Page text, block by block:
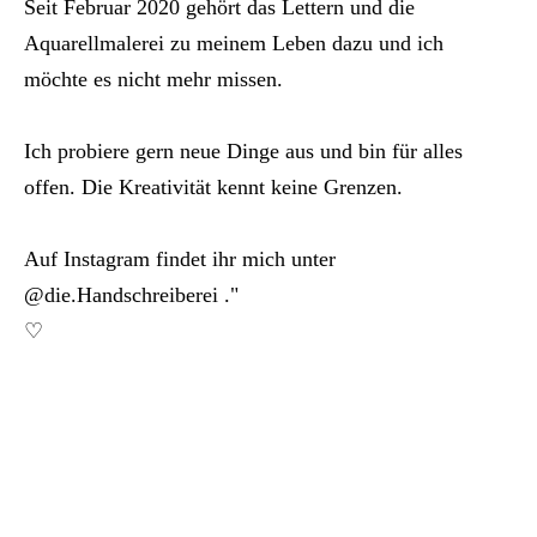
Seit Februar 2020 gehört das Lettern und die
Aquarellmalerei zu meinem Leben dazu und ich
möchte es nicht mehr missen.
Ich probiere gern neue Dinge aus und bin für alles
offen. Die Kreativität kennt keine Grenzen.
Auf Instagram findet ihr mich unter
@die.Handschreiberei ."
♡